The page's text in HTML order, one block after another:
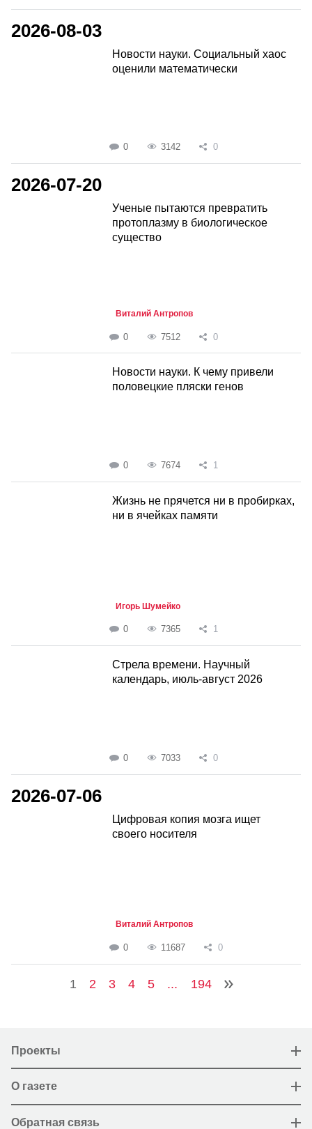
2026-08-03
Новости науки. Социальный хаос
оценили математически
0 3142 0
2026-07-20
Ученые пытаются превратить
протоплазму в биологическое
сущест­во
Виталий Антропов
0 7512 0
Новости науки. К чему привели
половецкие пляски генов
0 7674 1
Жизнь не прячется ни в пробирках,
ни в ячейках памяти
Игорь Шумейко
0 7365 1
Стрела времени. Научный
календарь, июль-август 2026
0 7033 0
2026-07-06
Цифровая копия мозга ищет
своего носителя
Виталий Антропов
0 11687 0
1 2 3 4 5 ... 194
Проекты
О газете
Обратная связь